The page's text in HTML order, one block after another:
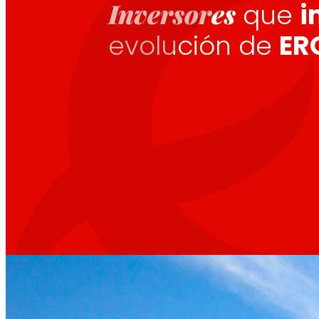
El talentonuestro
Inversoresque
evolución de